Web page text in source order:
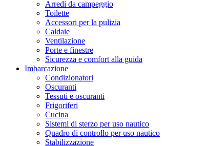
Arredi da campeggio
Toilette
Accessori per la pulizia
Caldaie
Ventilazione
Porte e finestre
Sicurezza e comfort alla guida
Imbarcazione
Condizionatori
Oscuranti
Tessuti e oscuranti
Frigoriferi
Cucina
Sistemi di sterzo per uso nautico
Quadro di controllo per uso nautico
Stabilizzazione